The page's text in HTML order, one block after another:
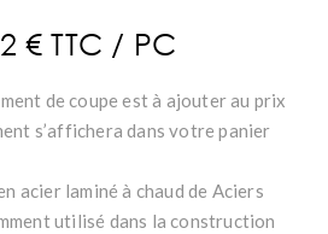
€ TTC / PC
de coupe est à ajouter au prix
s’affichera dans votre panier
acier laminé à chaud de Aciers
utilisé dans la construction